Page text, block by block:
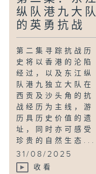
纵队港九大队
的英勇抗战
第二集寻踪抗战历
史将以香港的沦陷
经过，以及东江纵
队港九独立大队在
西贡及沙头角的抗
战经历为主线，游
历具历史价值的遗
址，同时亦可感受
珍贵的自然生态...
31/08/2025
收看